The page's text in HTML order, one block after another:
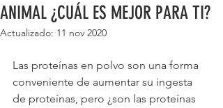
ANIMAL ¿CUÁL ES MEJOR PARA TI?
Actualizado: 11 nov 2020
Las proteínas en polvo son una forma
conveniente de aumentar su ingesta
de proteínas, pero ¿son las proteínas